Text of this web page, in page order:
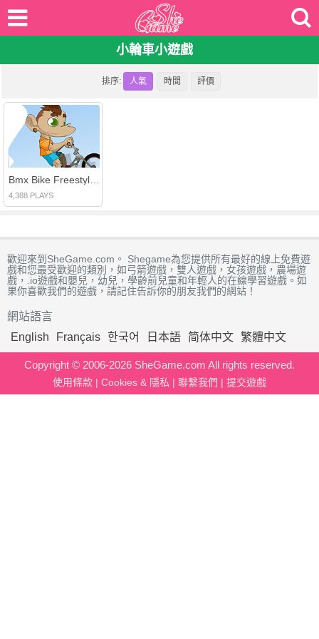
小輪車小遊戲
排序: 人氣 時間 評價
4,388 PLAYS
歡迎來到SheGame.com。 Shegame為您提供所有最好的線上免費遊
戲和您最受歡迎的類別，如弓箭遊戲，雙人遊戲，女孩遊戲，農場遊
戲，.io遊戲和嬰兒，幼兒，學齡前兒童和年輕人的在線學習遊戲。如
果你喜歡我們的遊戲，請記住告訴你的朋友我們的網站！
網站語言
English
Français 한국어 日本語 简体中文 繁體中文
Copyright © 2006-2026 SheGame.com All rights reserved.
使用條款 | Cookies & 隱私 | 聯繫我們 | 提交遊戲